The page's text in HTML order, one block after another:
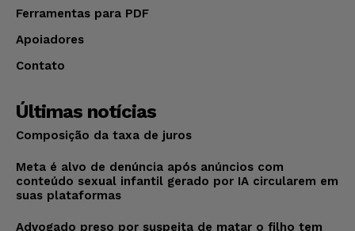
Ferramentas para PDF
Apoiadores
Contato
Últimas notícias
Composição da taxa de juros
Meta é alvo de denúncia após anúncios com
conteúdo sexual infantil gerado por IA circularem em
suas plataformas
Advogado preso por suspeita de matar o filho tem